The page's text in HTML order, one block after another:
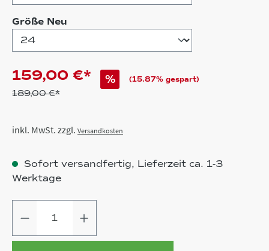
Größe Neu
159,00 €*
189,00 €*
% (15.87% gespart)
inkl. MwSt. zzgl. Versandkosten
Sofort versandfertig, Lieferzeit ca. 1-3
Werktage